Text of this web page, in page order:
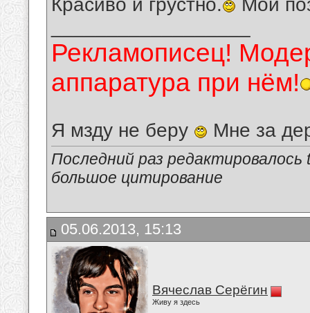
Красиво и грустно.
Мои
Рекламописец!
аппаратура при нём!
Я мзду не беру Мне за
Последний раз
большое цитирование
05.06.2013, 15:13
Вячеслав Серёгин
Живу я здесь